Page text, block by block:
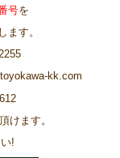
号を
ます。
kk.com
けます。
!